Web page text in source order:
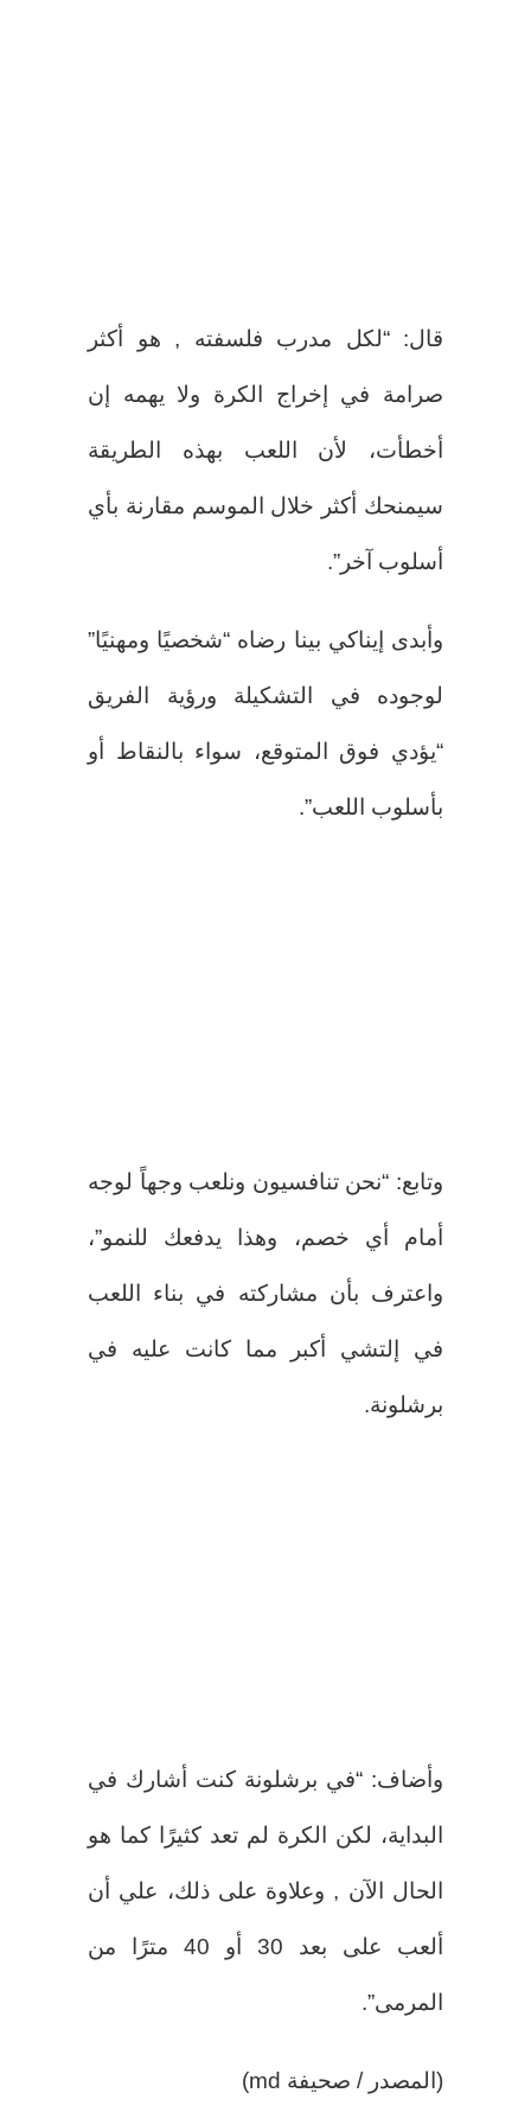
قال: “لكل مدرب فلسفته , هو أكثر
صرامة في إخراج الكرة ولا يهمه إن
أخطأت، لأن اللعب بهذه الطريقة
سيمنحك أكثر خلال الموسم مقارنة بأي
أسلوب آخر”.
وأبدى إيناكي بينا رضاه “شخصيًا ومهنيًا”
لوجوده في التشكيلة ورؤية الفريق
“يؤدي فوق المتوقع، سواء بالنقاط أو
بأسلوب اللعب”.
وتابع: “نحن تنافسيون ونلعب وجهاً لوجه
أمام أي خصم، وهذا يدفعك للنمو”،
واعترف بأن مشاركته في بناء اللعب
في إلتشي أكبر مما كانت عليه في
برشلونة.
وأضاف: “في برشلونة كنت أشارك في
البداية، لكن الكرة لم تعد كثيرًا كما هو
الحال الآن , وعلاوة على ذلك، علي أن
ألعب على بعد 30 أو 40 مترًا من
المرمى”.
(المصدر / صحيفة md)